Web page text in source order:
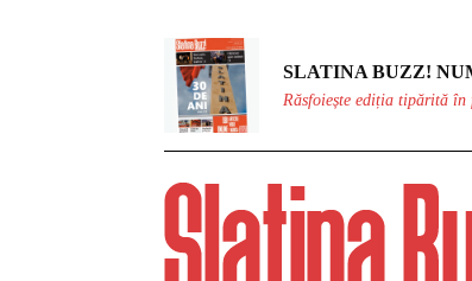
SLATINA BUZZ!
Răsfoiește ediția tipărită